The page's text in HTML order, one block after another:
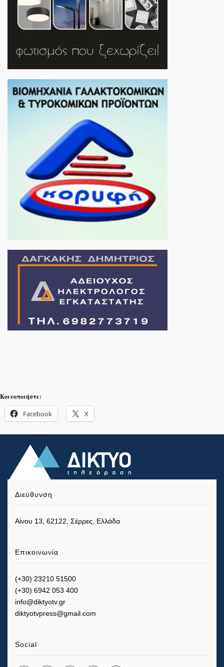
Κοινοποιήστε:
Facebook X
Διεύθυνση
Αίνου 13, 62122, Σέρρες, Ελλάδα
Επικοινωνία
(+30) 23210 51500
(+30) 6942 053 400
info@diktyotv.gr
diktyotvpress@gmail.com
Social